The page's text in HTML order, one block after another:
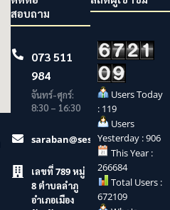
สอบถาม
073 511
984
จันทร์-ศุกร์:
8:30 – 16:30
saraban@sesaonara.go.th
เลขที่ 789 หมู่
8 ตำบลลำภู
อำเภอเมือง
Users Today
: 119
Users
Yesterday : 906
This Year :
266684
Total Users :
672109